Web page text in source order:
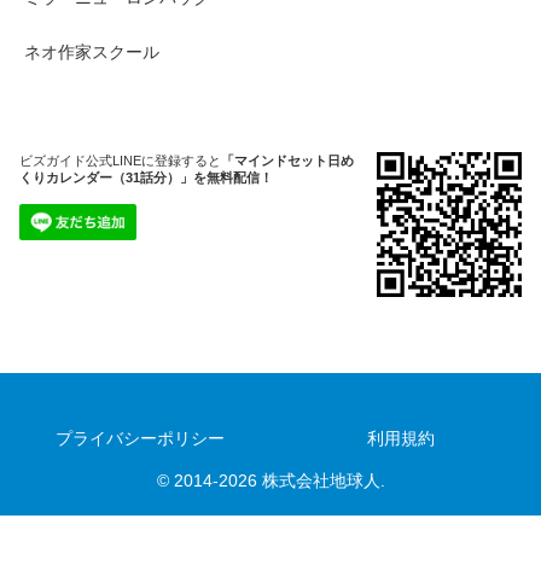
ネオ作家スクール
ビズガイド公式LINEに登録すると
「マインドセット日め
くりカレンダー（31話分）」を無料配信！
プライバシーポリシー 利用規約
© 2014-2026 株式会社地球人.